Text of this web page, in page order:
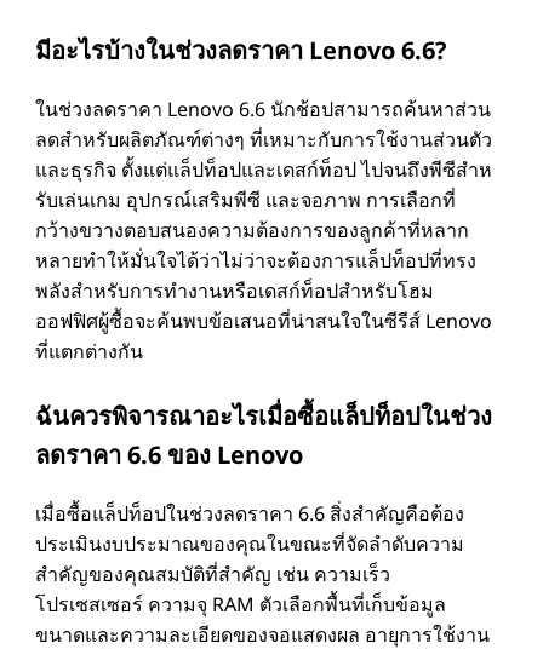
มีอะไรบ้างในช่วงลดราคา Lenovo 6.6?
ในช่วงลดราคา Lenovo 6.6 นักช้อปสามารถค้นหาส่วน
ลดสําหรับผลิตภัณฑ์ต่างๆ ที่เหมาะกับการใช้งานส่วนตัว
และธุรกิจ ตั้งแต่แล็ปท็อปและเดสก์ท็อป ไปจนถึงพีซีสําห
รับเล่นเกม อุปกรณ์เสริมพีซี และจอภาพ การเลือกที่
กว้างขวางตอบสนองความต้องการของลูกค้าที่หลาก
หลายทําให้มั่นใจได้ว่าไม่ว่าจะต้องการแล็ปท็อปที่ทรง
พลังสําหรับการทํางานหรือเดสก์ท็อปสําหรับโฮม
ออฟฟิศผู้ซื้อจะค้นพบข้อเสนอที่น่าสนใจในซีรีส์ Lenovo
ที่แตกต่างกัน
ฉันควรพิจารณาอะไรเมื่อซื้อแล็ปท็อปในช่วง
ลดราคา 6.6 ของ Lenovo
เมื่อซื้อแล็ปท็อปในช่วงลดราคา 6.6 สิ่งสําคัญคือต้อง
ประเมินงบประมาณของคุณในขณะที่จัดลําดับความ
สําคัญของคุณสมบัติที่สําคัญ เช่น ความเร็ว
โปรเซสเซอร์ ความจุ RAM ตัวเลือกพื้นที่เก็บข้อมูล
ขนาดและความละเอียดของจอแสดงผล อายุการใช้งาน